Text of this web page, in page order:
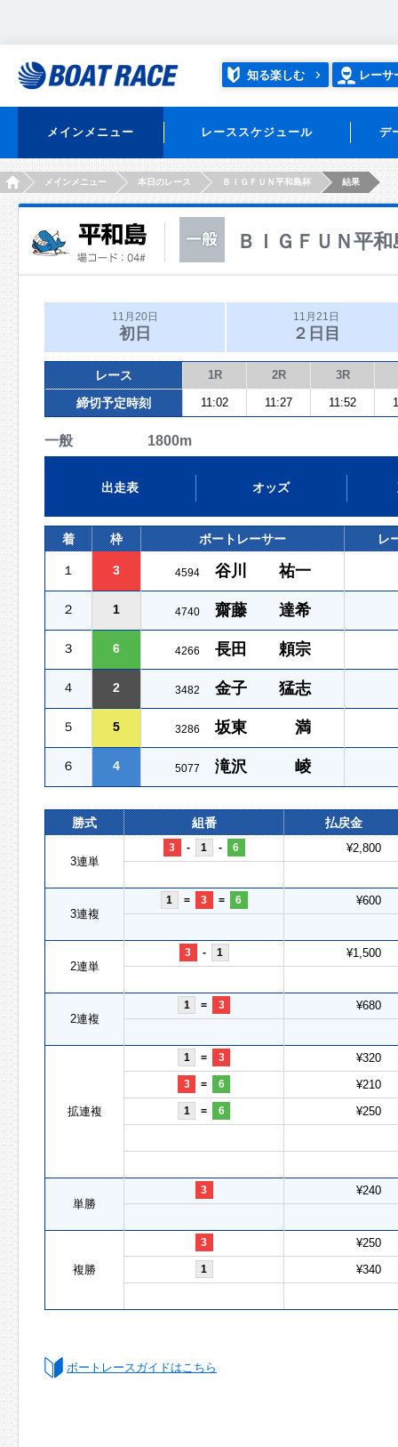
知る楽しむ レーサ
メインメニュー レーススケジュール デ
HOMEメインメニュー 本日のレース ＢＩＧＦＵＮ平和島杯 結果
ＢＩＧＦＵＮ平
11月20日
初日
11月21日
２日目
レース 1R 2R 3R
締切予定時刻 11:02 11:27 11:52
一般 1800m
出走表 オッズ
着 枠 ボートレーサー レ
１ 3 4594 谷川 祐一
２ 1 4740 齋藤 達希
３ 6 4266 長田 頼宗
４ 2 3482 金子 猛志
５ 5 3286 坂東 満
６ 4 5077 滝沢 崚
勝式 組番 払戻金
3連単
3 - 1 - 6 ¥2,800
3連複
1 = 3 = 6 ¥600
2連単
3 - 1 ¥1,500
2連複
1 = 3 ¥680
拡連複
1 = 3 ¥320
3 = 6 ¥210
1 = 6 ¥250
単勝
3 ¥240
複勝
3 ¥250
1 ¥340
ボートレースガイドはこちら